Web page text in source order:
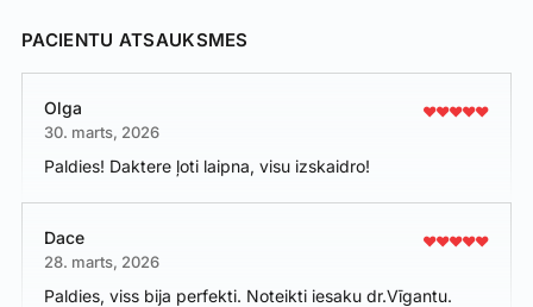
PACIENTU ATSAUKSMES
Olga
30. marts, 2026
Paldies! Daktere ļoti laipna, visu izskaidro!
Dace
28. marts, 2026
Paldies, viss bija perfekti. Noteikti iesaku dr.Vīgantu.